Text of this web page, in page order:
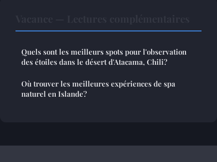
Quels sont les meilleurs spots pour l'observation
des étoiles dans le désert d'Atacama, Chili?
Où trouver les meilleures expériences de spa
naturel en Islande?